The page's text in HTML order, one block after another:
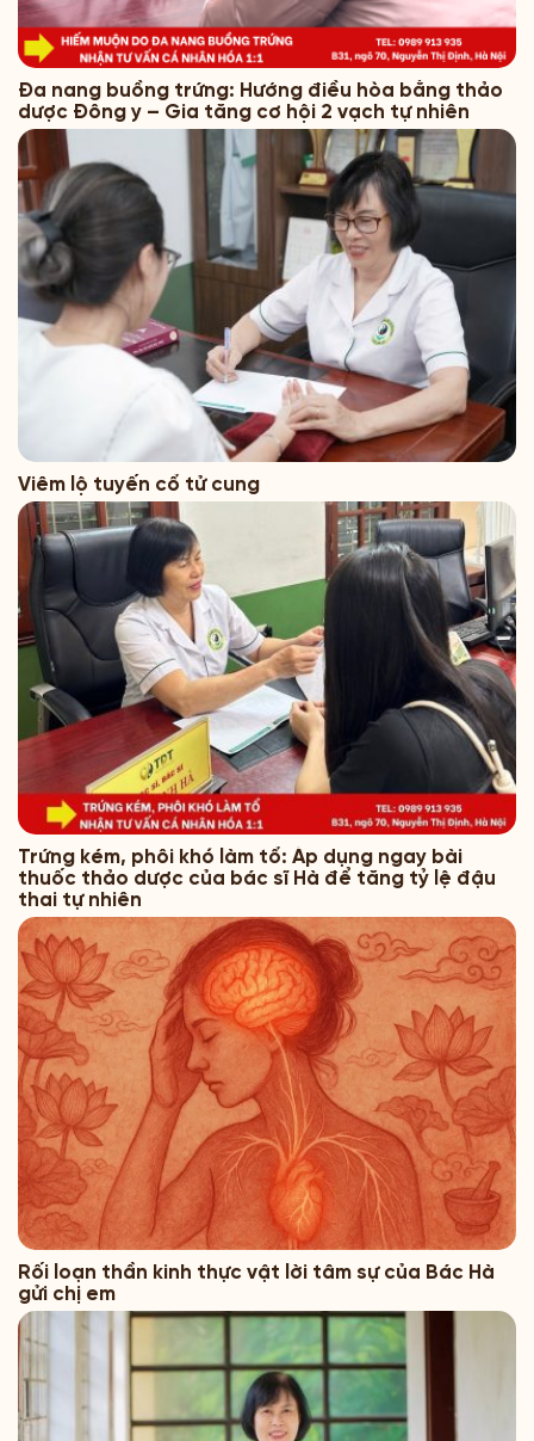
Đa nang buồng trứng: Hướng điều hòa bằng thảo
dược Đông y – Gia tăng cơ hội 2 vạch tự nhiên
Viêm lộ tuyến cổ tử cung
Trứng kém, phôi khó làm tổ: Áp dụng ngay bài
thuốc thảo dược của bác sĩ Hà để tăng tỷ lệ đậu
thai tự nhiên
Rối loạn thần kinh thực vật lời tâm sự của Bác Hà
gửi chị em